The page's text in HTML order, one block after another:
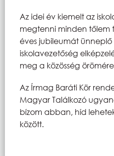
Az idei év kiemelt az
megtenni minden tőlem
éves jubileumát
iskolavezetőség
meg a közösség
Az Írmag Baráti Kör
Magyar Találkozó
bízom abban, híd
között.